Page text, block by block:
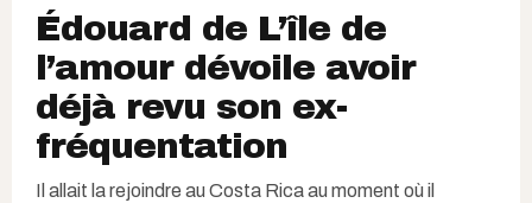
Édouard de L’île de
l’amour dévoile avoir
déjà revu son ex-
fréquentation
Il allait la rejoindre au Costa Rica au moment où il